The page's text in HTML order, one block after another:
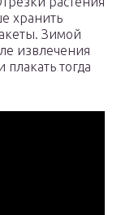
хранить
Зимой
извлечения
тогда